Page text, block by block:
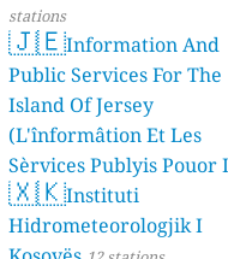
stations
🇯🇪Information And
Public Services For The
Island Of Jersey
(L'înformâtion Et Les
Sèrvices Publyis Pouor
Dé Jèrri) 2 stations
🇽🇰Instituti
Hidrometeorologjik I